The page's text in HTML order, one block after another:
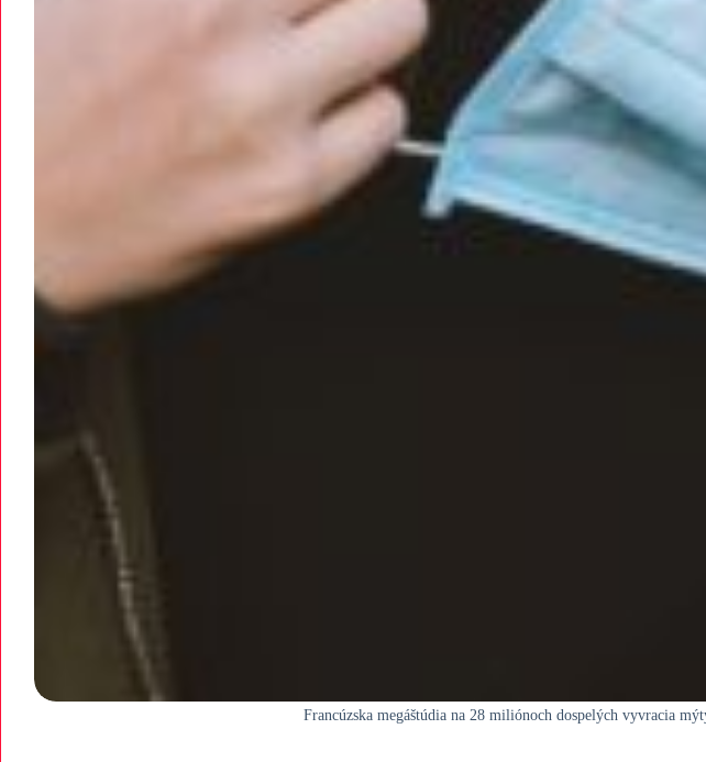
Francúzska megáštúdia na 28 miliónoch dospelých vyvracia